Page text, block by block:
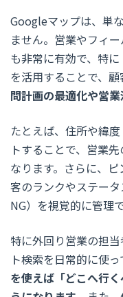
Googleマップは、単
ません。営業やフィ
も非常に有効で、特
を活用することで、顧
問計画の最適化や営
たとえば、住所や緯
トすることで、営業
なります。さらに、
客のランクやステータ
NG）を視覚的に管理
特に外回り営業の担
ト検索を日常的に使
を使えば「どこへ行